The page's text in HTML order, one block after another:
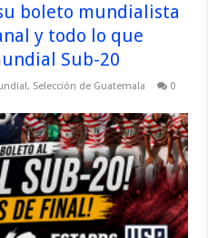
boleto mundialista
y todo lo que
Sub-20
, Selección de Guatemala
0